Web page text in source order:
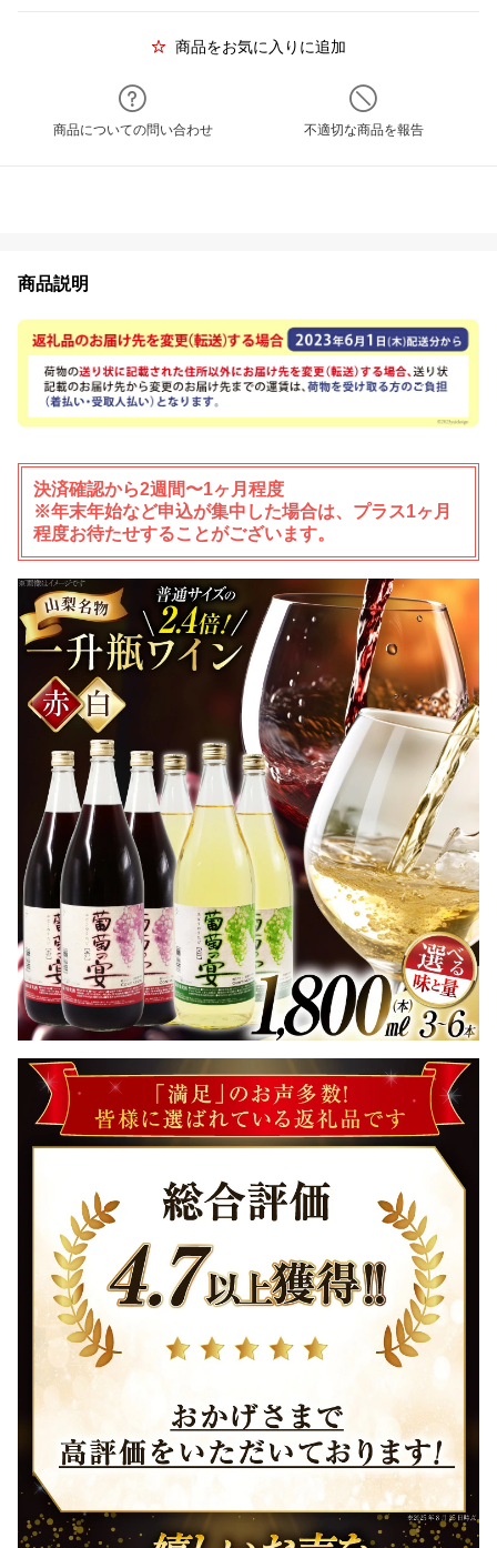
商品をお気に入りに追加
商品についての問い合わせ 不適切な商品を報告
商品説明
決済確認から2週間〜1ヶ月程度
※年末年始など申込が集中した場合は、プラス1ヶ月
程度お待たせすることがございます。